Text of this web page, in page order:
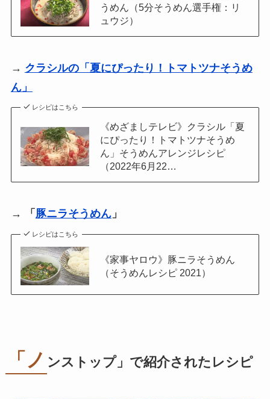
うめん（5分そうめん選手権：リ
ュウジ）
→ クラシルの「夏にぴったり！トマトツナそうめ
ん」
レシピはこちら
《めざましテレビ》クラシル「夏
にぴったり！トマトツナそうめ
ん」そうめんアレンジレシピ
（2022年6月22…
→ 「 豚ニラそうめん」
レシピはこちら
《家事ヤロウ》豚ニラそうめん
（そうめんレシピ 2021）
「ノ ンストップ」で紹介されたレシピ